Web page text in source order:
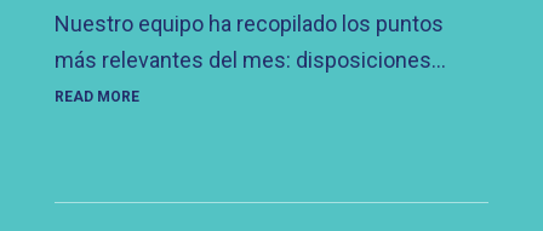
Nuestro equipo ha recopilado los puntos
más relevantes del mes: disposiciones...
READ MORE